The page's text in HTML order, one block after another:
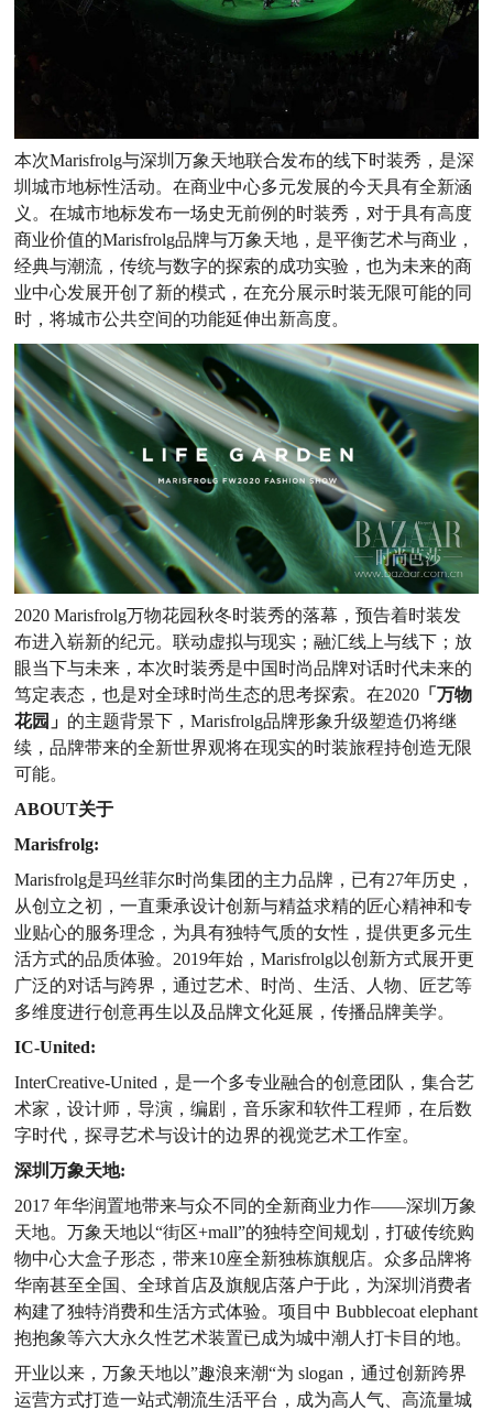
本次Marisfrolg与深圳万象天地联合发布的线下时装秀，是深
圳城市地标性活动。在商业中心多元发展的今天具有全新涵
义。在城市地标发布一场史无前例的时装秀，对于具有高度
商业价值的Marisfrolg品牌与万象天地，是平衡艺术与商业，
经典与潮流，传统与数字的探索的成功实验，也为未来的商
业中心发展开创了新的模式，在充分展示时装无限可能的同
时，将城市公共空间的功能延伸出新高度。
2020 Marisfrolg万物花园秋冬时装秀的落幕，预告着时装发
布进入崭新的纪元。联动虚拟与现实；融汇线上与线下；放
眼当下与未来，本次时装秀是中国时尚品牌对话时代未来的
笃定表态，也是对全球时尚生态的思考探索。在2020 「万物
花园」 的主题背景下，Marisfrolg品牌形象升级塑造仍将继
续，品牌带来的全新世界观将在现实的时装旅程持创造无限
可能。
ABOUT关于
Marisfrolg:
Marisfrolg是玛丝菲尔时尚集团的主力品牌，已有27年历史，
从创立之初，一直秉承设计创新与精益求精的匠心精神和专
业贴心的服务理念，为具有独特气质的女性，提供更多元生
活方式的品质体验。2019年始，Marisfrolg以创新方式展开更
广泛的对话与跨界，通过艺术、时尚、生活、人物、匠艺等
多维度进行创意再生以及品牌文化延展，传播品牌美学。
IC-United:
InterCreative-United，是一个多专业融合的创意团队，集合艺
术家，设计师，导演，编剧，音乐家和软件工程师，在后数
字时代，探寻艺术与设计的边界的视觉艺术工作室。
深圳万象天地:
2017 年华润置地带来与众不同的全新商业力作——深圳万象
天地。万象天地以“街区+mall”的独特空间规划，打破传统购
物中心大盒子形态，带来10座全新独栋旗舰店。众多品牌将
华南甚至全国、全球首店及旗舰店落户于此，为深圳消费者
构建了独特消费和生活方式体验。项目中 Bubblecoat elephant
抱抱象等六大永久性艺术装置已成为城中潮人打卡目的地。
开业以来，万象天地以”趣浪来潮“为 slogan，通过创新跨界
运营方式打造一站式潮流生活平台，成为高人气、高流量城